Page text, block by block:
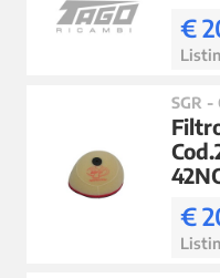
€
SGR -
€